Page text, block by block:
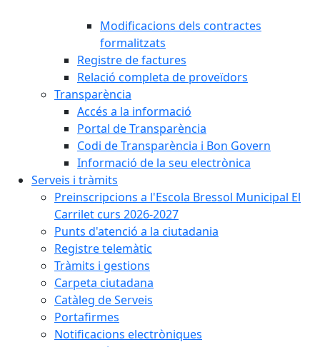
Modificacions dels contractes
formalitzats
Registre de factures
Relació completa de proveïdors
Transparència
Accés a la informació
Portal de Transparència
Codi de Transparència i Bon Govern
Informació de la seu electrònica
Serveis i tràmits
Preinscripcions a l'Escola Bressol Municipal El
Carrilet curs 2026-2027
Punts d'atenció a la ciutadania
Registre telemàtic
Tràmits i gestions
Carpeta ciutadana
Catàleg de Serveis
Portafirmes
Notificacions electròniques